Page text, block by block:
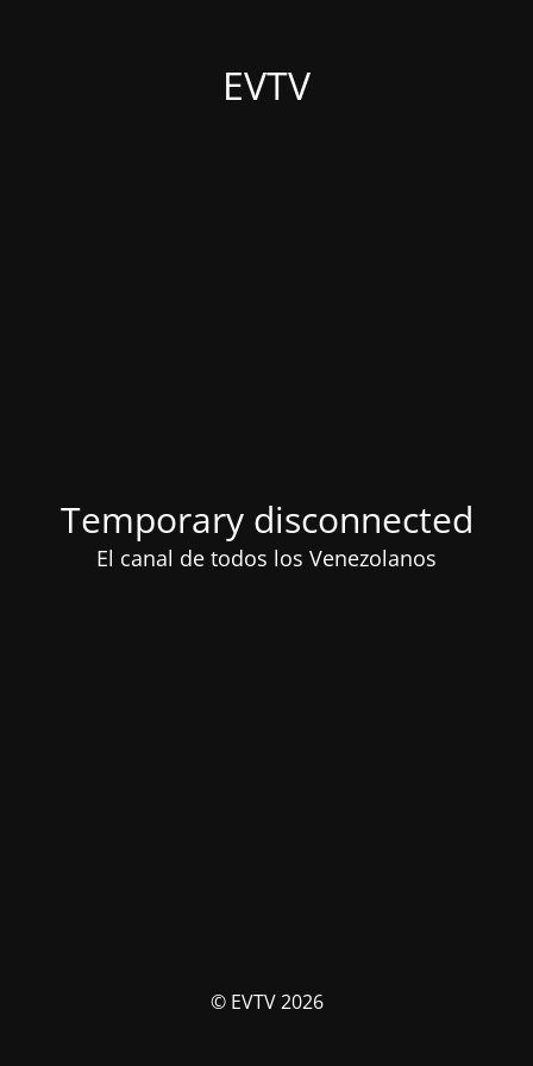
EVTV
Temporary disconnected
El canal de todos los Venezolanos
© EVTV 2026